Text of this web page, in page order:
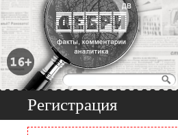
Регистрация